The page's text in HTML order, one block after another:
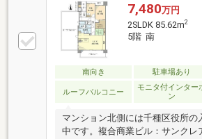
7,480万円
2SLDK 85.62m2
5階 南
南向き 駐車場あり
ルーフバルコニー
モニタ付インター
ン
マンション北側には千種区役所の
中です。複合商業ビル：サンクレ